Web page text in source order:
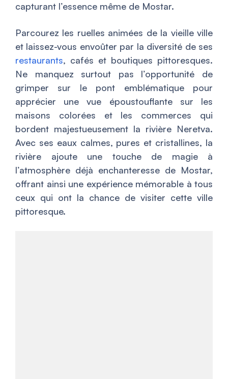
capturant l’essence même de Mostar.
Parcourez les ruelles animées de la vieille ville
et laissez-vous envoûter par la diversité de ses
restaurants, cafés et boutiques pittoresques.
Ne manquez surtout pas l’opportunité de
grimper sur le pont emblématique pour
apprécier une vue époustouflante sur les
maisons colorées et les commerces qui
bordent majestueusement la rivière Neretva.
Avec ses eaux calmes, pures et cristallines, la
rivière ajoute une touche de magie à
l’atmosphère déjà enchanteresse de Mostar,
offrant ainsi une expérience mémorable à tous
ceux qui ont la chance de visiter cette ville
pittoresque.